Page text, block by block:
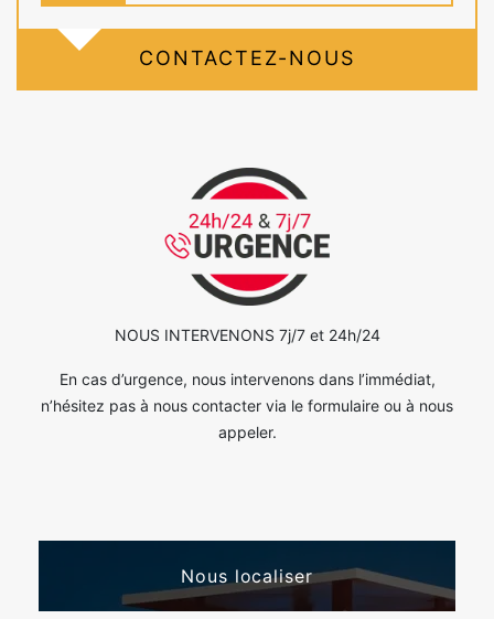
CONTACTEZ-NOUS
NOUS INTERVENONS 7j/7 et 24h/24
En cas d’urgence, nous intervenons dans l’immédiat,
n’hésitez pas à nous contacter via le formulaire ou à nous
appeler.
Nous localiser